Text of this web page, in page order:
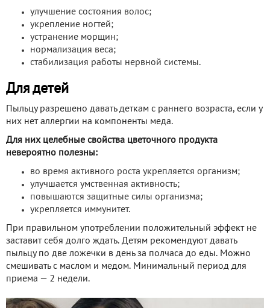
улучшение состояния волос;
укрепление ногтей;
устранение морщин;
нормализация веса;
стабилизация работы нервной системы.
Для детей
Пыльцу разрешено давать деткам с раннего возраста, если у
них нет аллергии на компоненты меда.
Для них целебные свойства цветочного продукта
невероятно полезны:
во время активного роста укрепляется организм;
улучшается умственная активность;
повышаются защитные силы организма;
укрепляется иммунитет.
При правильном употреблении положительный эффект не
заставит себя долго ждать. Детям рекомендуют давать
пыльцу по две ложечки в день за полчаса до еды. Можно
смешивать с маслом и медом. Минимальный период для
приема — 2 недели.